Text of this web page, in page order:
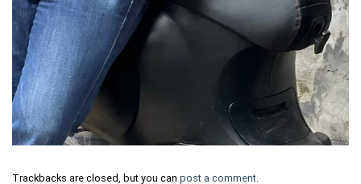
Trackbacks are closed, but you can post a comment